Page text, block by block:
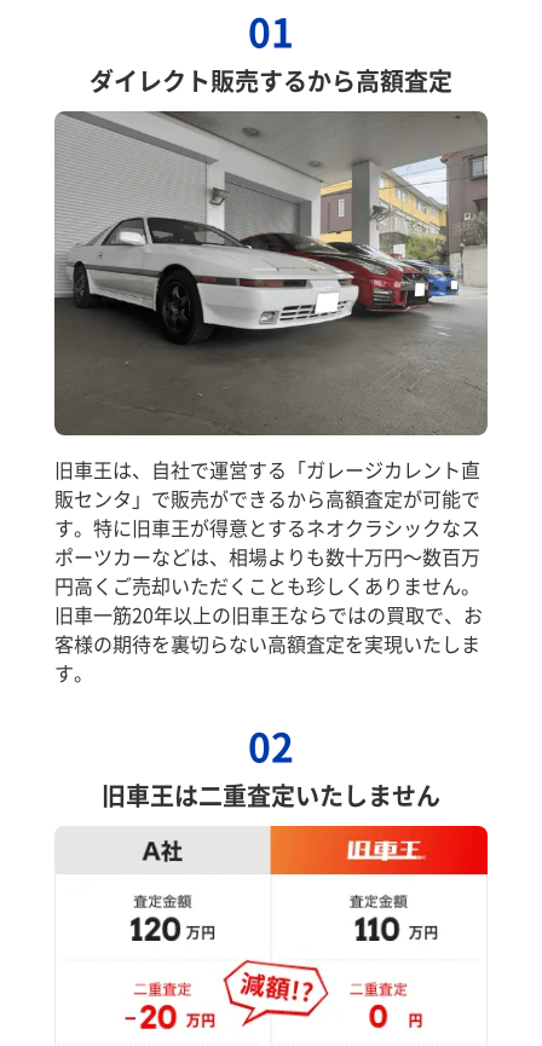
01
ダイレクト販売するから高額査定
旧車王は、自社で運営する「ガレージカレント直
販センタ」で販売ができるから高額査定が可能で
す。特に旧車王が得意とするネオクラシックなス
ポーツカーなどは、相場よりも数十万円～数百万
円高くご売却いただくことも珍しくありません。
旧車一筋20年以上の旧車王ならではの買取で、お
客様の期待を裏切らない高額査定を実現いたしま
す。
02
旧車王は二重査定いたしません